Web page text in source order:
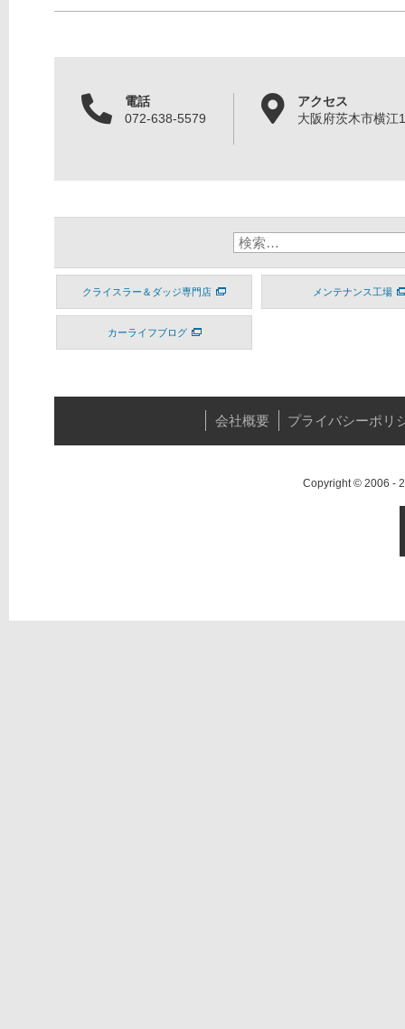
電話
072-638-5579
アクセス
大阪府茨木市横江
クライスラー＆ダッジ専門店 メンテナンス工場
カーライフブログ
会社概要 プライバシーポリ
Copyright © 2006 -